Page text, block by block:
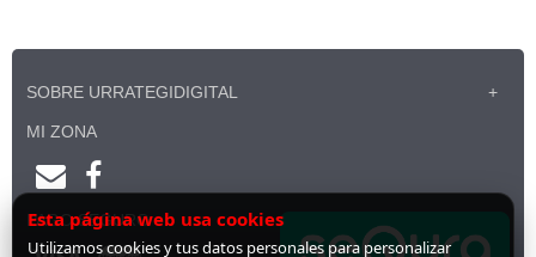
SOBRE URRATEGIDIGITAL
MI ZONA
PAGO SEGURO
Esta página web usa cookies
Utilizamos cookies y tus datos personales para personalizar